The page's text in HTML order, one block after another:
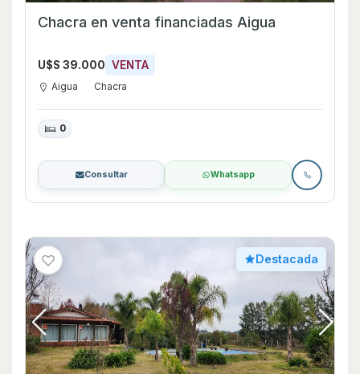
Chacra en venta financiadas Aigua
U$S 39.000 VENTA
Aigua Chacra
0
Consultar Whatsapp
Destacada